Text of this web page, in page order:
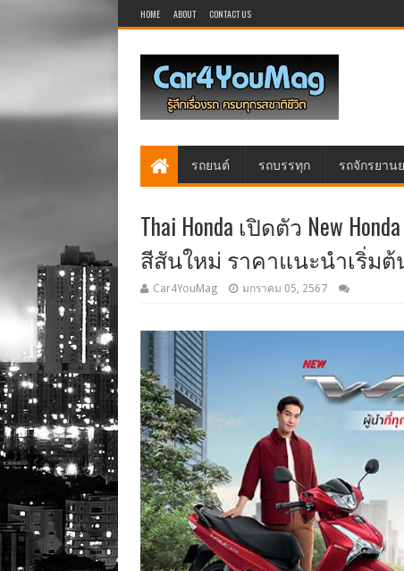
HOME ABOUT CONTACT US
รถยนต์ รถบรรทุก รถจักรยาน
Thai Honda เปิดตัว New
สีสันใหม่ ราคาแนะนำเริ่มต้
Car4YouMag มกราคม 05, 2567